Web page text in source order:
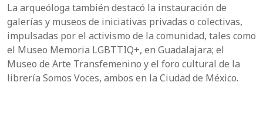
La arqueóloga también destacó la instauración de
galerías y museos de iniciativas privadas o colectivas,
impulsadas por el activismo de la comunidad, tales como
el Museo Memoria LGBTTIQ+, en Guadalajara; el
Museo de Arte Transfemenino y el foro cultural de la
librería Somos Voces, ambos en la Ciudad de México.